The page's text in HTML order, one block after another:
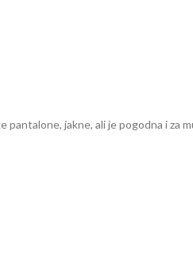
jakne, ali je pogodna i za